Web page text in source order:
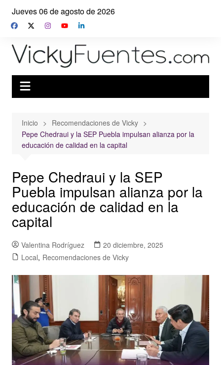
Saltar
contenido
Jueves 06 de agosto de 2026
Inicio
Recomendaciones de Vicky
Pepe Chedraui y la SEP Puebla impulsan alianza por la
educación de calidad en la capital
Pepe Chedraui y la SEP
Puebla impulsan alianza por la
educación de calidad en la
capital
Valentina Rodríguez
20 diciembre, 2025
Local, Recomendaciones de Vicky